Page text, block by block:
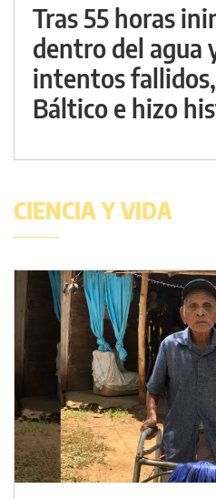
Tras 55 horas
dentro del agua
intentos
Báltico e hizo
CIENCIA Y VIDA